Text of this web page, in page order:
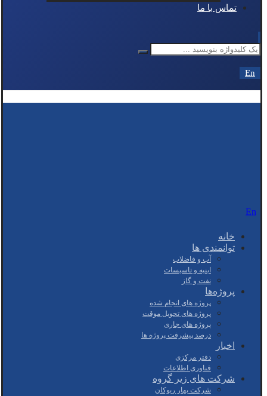
تماس با ما
En
En
خانه
توانمندی ها
آب و فاضلاب
ابنیه و تاسیسات
نفت و گاز
پروژه‌ها
پروژه های انجام شده
پروژه های تحویل موقت
پروژه های جاری
درصد پیشرفت پروژه ها
اخبار
دفتر مرکزی
فناوری اطلاعات
شرکت های زیر گروه
شرکت بهار ریوکان